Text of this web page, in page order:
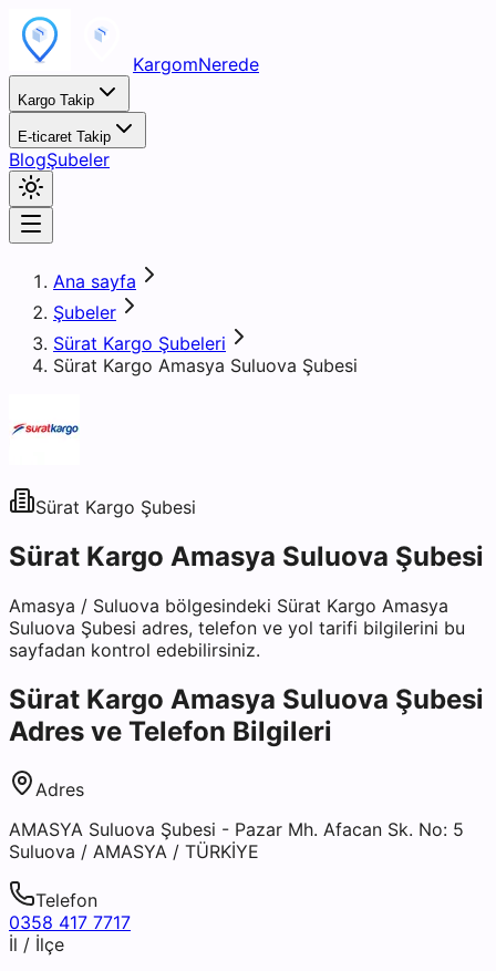
KargomNerede
Kargo Takip
E-ticaret Takip
BlogŞubeler
Ana sayfa
Şubeler
Sürat Kargo Şubeleri
Sürat Kargo Amasya Suluova Şubesi
Sürat Kargo Şubesi
Sürat Kargo Amasya Suluova Şubesi
Amasya / Suluova bölgesindeki Sürat Kargo Amasya
Suluova Şubesi adres, telefon ve yol tarifi bilgilerini bu
sayfadan kontrol edebilirsiniz.
Sürat Kargo Amasya Suluova Şubesi
Adres ve Telefon Bilgileri
Adres
AMASYA Suluova Şubesi - Pazar Mh. Afacan Sk. No: 5
Suluova / AMASYA / TÜRKİYE
Telefon
0358 417 7717
İl / İlçe